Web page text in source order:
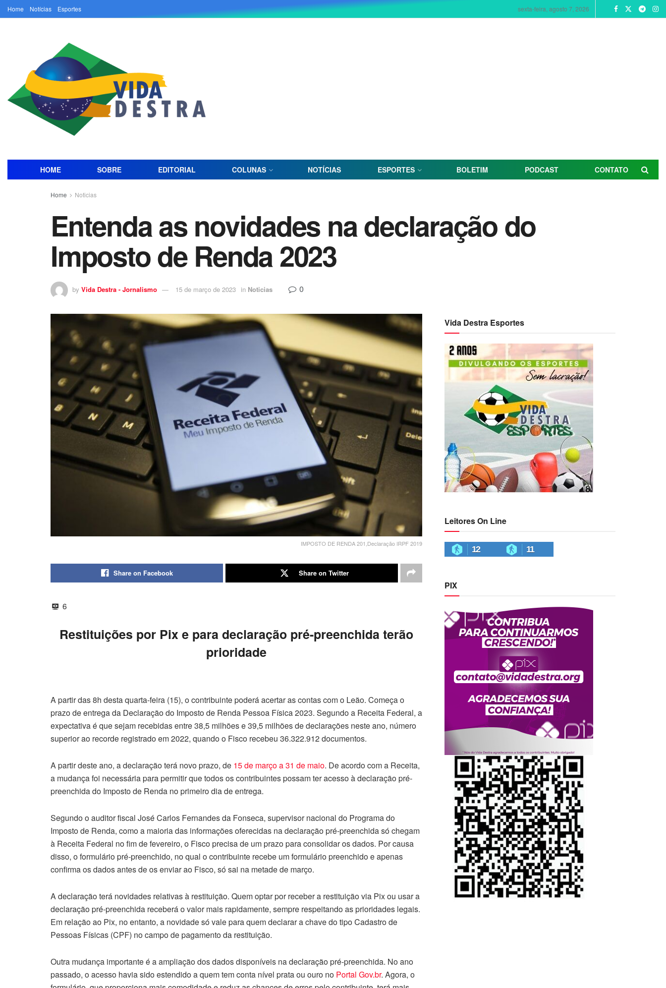
Home Notícias Esportes sexta-feira, agosto 7, 2026
HOME SOBRE EDITORIAL COLUNAS NOTÍCIAS ESPORTES BOLETIM PODCAST CONTATO
Home Noticias
Entenda as novidades na declaração do
Imposto de Renda 2023
by Vida Destra - Jornalismo 15 de março de 2023 in Noticias 0
IMPOSTO DE RENDA 201,Declaração IRPF 2019
Share on Facebook Share on Twitter
6
Restituições por Pix e para declaração pré-preenchida terão
prioridade
A partir das 8h desta quarta-feira (15), o contribuinte poderá acertar as contas com o Leão. Começa o
prazo de entrega da Declaração do Imposto de Renda Pessoa Física 2023. Segundo a Receita Federal, a
expectativa é que sejam recebidas entre 38,5 milhões e 39,5 milhões de declarações neste ano, número
superior ao recorde registrado em 2022, quando o Fisco recebeu 36.322.912 documentos.
A partir deste ano, a declaração terá novo prazo, de 15 de março a 31 de maio. De acordo com a Receita,
a mudança foi necessária para permitir que todos os contribuintes possam ter acesso à declaração pré-
preenchida do Imposto de Renda no primeiro dia de entrega.
Segundo o auditor fiscal José Carlos Fernandes da Fonseca, supervisor nacional do Programa do
Imposto de Renda, como a maioria das informações oferecidas na declaração pré-preenchida só chegam
à Receita Federal no fim de fevereiro, o Fisco precisa de um prazo para consolidar os dados. Por causa
disso, o formulário pré-preenchido, no qual o contribuinte recebe um formulário preenchido e apenas
confirma os dados antes de os enviar ao Fisco, só sai na metade de março.
A declaração terá novidades relativas à restituição. Quem optar por receber a restituição via Pix ou usar a
declaração pré-preenchida receberá o valor mais rapidamente, sempre respeitando as prioridades legais.
Em relação ao Pix, no entanto, a novidade só vale para quem declarar a chave do tipo Cadastro de
Pessoas Físicas (CPF) no campo de pagamento da restituição.
Outra mudança importante é a ampliação dos dados disponíveis na declaração pré-preenchida. No ano
passado, o acesso havia sido estendido a quem tem conta nível prata ou ouro no Portal Gov.br. Agora, o
Vida Destra Esportes
Leitores On Line
12 11
PIX